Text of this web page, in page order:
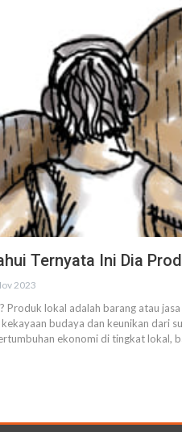
Ternyata Ini Dia
2023
Produk lokal adalah barang atau
budaya dan keunikan dari
ekonomi di tingkat lokal,